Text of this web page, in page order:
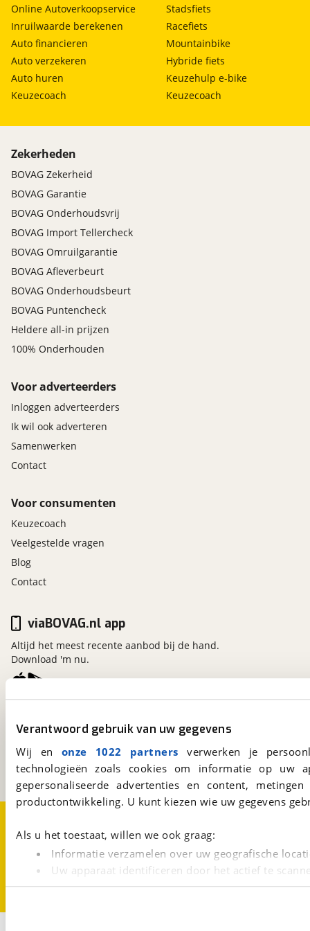
Verantwoord gebruik van uw gegevens
Wij en onze 1022 partners verwerken je
technologieën zoals cookies om informatie op
gepersonaliseerde advertenties en content,
productontwikkeling. U kunt kiezen wie uw gegevens
Als u het toestaat, willen we ook graag:
Informatie verzamelen over uw geografische
Uw apparaat identificeren door het actief te
Lees meer over hoe uw persoonlijke gegevens worden
Online Autoverkoopservice
Inruilwaarde berekenen
Auto financieren
Auto verzekeren
Auto huren
Keuzecoach
Stadsfiets
Racefiets
Mountainbike
Hybride fiets
Keuzehulp e-bike
Keuzecoach
Zekerheden
BOVAG Zekerheid
BOVAG Garantie
BOVAG Onderhoudsvrij
BOVAG Import Tellercheck
BOVAG Omruilgarantie
BOVAG Afleverbeurt
BOVAG Onderhoudsbeurt
BOVAG Puntencheck
Heldere all-in prijzen
100% Onderhouden
Voor adverteerders
Inloggen adverteerders
Ik wil ook adverteren
Samenwerken
Contact
Voor consumenten
Keuzecoach
Veelgestelde vragen
Blog
Contact
Kosterijland15
Een initiatief van
BOVAG
viaBOVAG.nl app
Altijd het meest recente aanbod bij de hand.
Download 'm nu.
CookievoorkeurenVacatures